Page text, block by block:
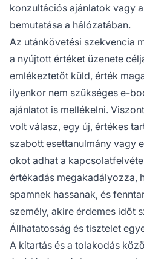
konzultációs ajánlatok vagy
bemutatása a hálózatában.
Az utánkövetési szekvencia
a nyújtott értéket üzenete
emlékeztetőt küld, érték
ilyenkor nem szükséges e-
ajánlatot is mellékelni.
volt válasz, egy új, értékes
szabott esettanulmány vagy
okot adhat a
értékadás megakadályozza,
spamnek hassanak, és
személy, akire érdemes időt
Állhatatosság és tisztelet
A kitartás és a tolakodás